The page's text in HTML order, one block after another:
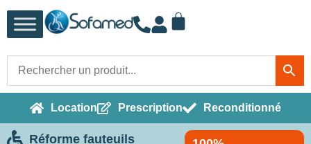
Location Prescription Reconditionné
Réforme fauteuils